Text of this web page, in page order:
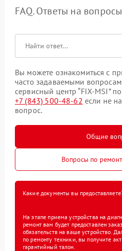
FAQ. Ответы на вопросы
Вы можете ознакомиться с
часто задаваемыми
сервисный центр “FIX-MSI”
+7 (843) 500-48-62 если не
вопрос.
Общие
Вопросы по
Какие документы вы
На этапе приема устройства на
ремонт вам будет предоставлен
обязательств на ваше устройство.
по ремонту техники, вы получите
гарантийный талон.